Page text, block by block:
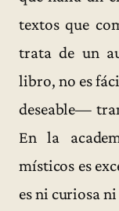
textos que
trata de un
libro, no es
deseable—
En la
místicos es
es ni curiosa